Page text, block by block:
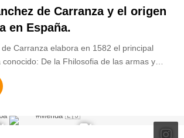
de Carranza y el origen
en España.
Carranza elabora en 1582 el principal
De la Fhilosofia de las armas y…